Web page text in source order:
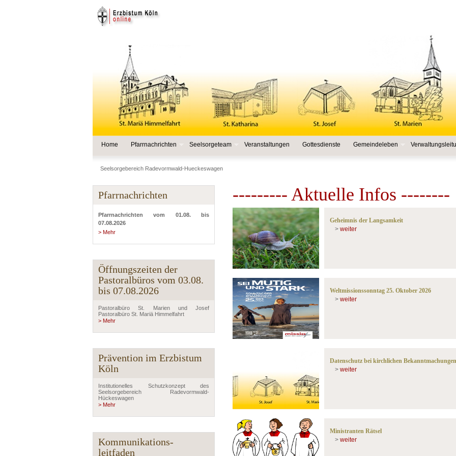
Home Pfarrnachrichten Seelsorgeteam Veranstaltungen Gottesdienste Gemeindeleben
Seelsorgebereich Radevormwald-Hueckeswagen
Pfarrnachrichten
Pfarrnachrichten vom 01.08. bis
07.08.2026
> Mehr
Öffnungszeiten der
Pastoralbüros vom 03.08.
bis 07.08.2026
Pastoralbüro St. Marien und Josef
Pastoralbüro St. Mariä Himmelfahrt
> Mehr
Prävention im Erzbistum
Köln
Institutionelles Schutzkonzept des
Seelsorgebereich Radevormwald-
Hückeswagen
> Mehr
Kommunikations-
leitfaden
--------- Aktuelle Infos --------
Geheimnis der Langsamkeit
> weiter
Weltmissionssonntag 25. Oktober 2026
> weiter
Datenschutz bei kirchlichen Bekanntmachungen
> weiter
Ministranten Rätsel
> weiter